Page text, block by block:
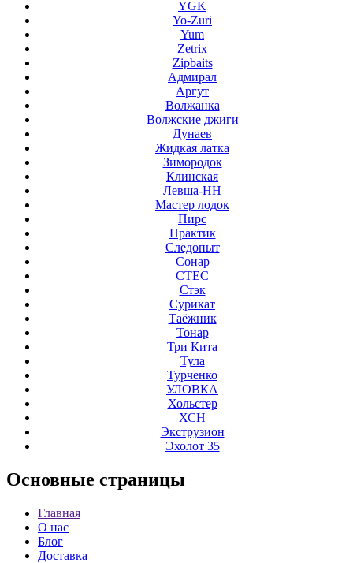
YGK
Yo-Zuri
Yum
Zetrix
Zipbaits
Адмирал
Аргут
Волжанка
Волжские джиги
Дунаев
Жидкая латка
Зимородок
Клинская
Левша-НН
Мастер лодок
Пирс
Практик
Следопыт
Сонар
СТЕС
Стэк
Сурикат
Таёжник
Тонар
Три Кита
Тула
Турченко
УЛОВКА
Хольстер
ХСН
Экструзион
Эхолот 35
Основные страницы
Главная
О нас
Блог
Доставка